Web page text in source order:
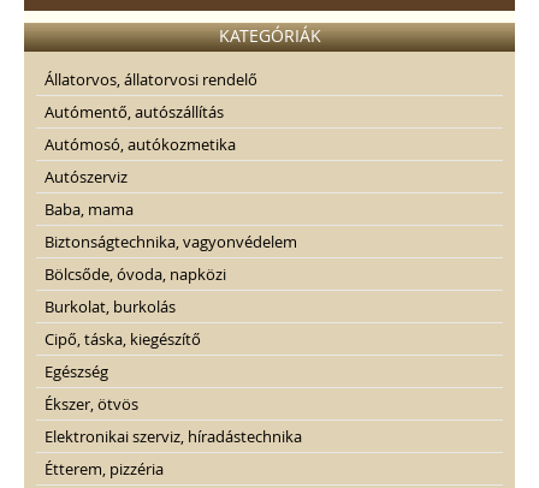
KATEGÓRIÁK
Állatorvos, állatorvosi rendelő
Autómentő, autószállítás
Autómosó, autókozmetika
Autószerviz
Baba, mama
Biztonságtechnika, vagyonvédelem
Bölcsőde, óvoda, napközi
Burkolat, burkolás
Cipő, táska, kiegészítő
Egészség
Ékszer, ötvös
Elektronikai szerviz, híradástechnika
Étterem, pizzéria